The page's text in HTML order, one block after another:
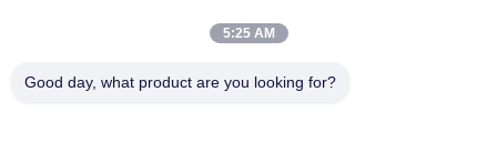
हमारा समाचार पत्र
5:25 AM
Good day, what product are you looking for?